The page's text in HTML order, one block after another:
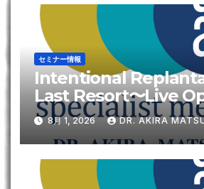
セミナー情報
Intentional
Last Resort〜Live
Seminar 2026のご案
8月 1, 2026 DR. AKIRA